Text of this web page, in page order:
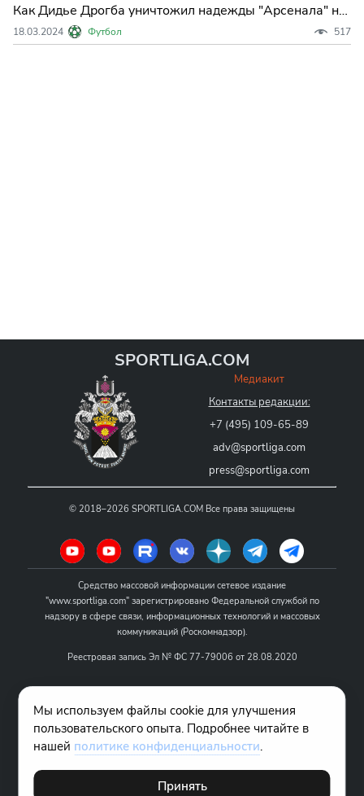
Как Дидье Дрогба уничтожил надежды "Арсенала" на
победу в Кубке лиги в Уэльсе В 2007 году "Арсенал"
стремился к своей первой победе в Кубке лиги с тех
18.03.2024 Футбол 517
SPORTLIGA.COM
Медиакит
Контакты редакции:
+7 (495) 109-65-89
adv@sportliga.com
press@sportliga.com
© 2018–2026 SPORTLIGA.COM Все права защищены
Средство массовой информации сетевое издание
"www.sportliga.com" зарегистрировано Федеральной службой по
надзору в сфере связи, информационных технологий и массовых
коммуникаций (Роскомнадзор).
Реестровая запись Эл № ФС 77-79006 от 28.08.2020
Название - www.sportliga.com
Учредитель СМИ сетевого издания "www.sportliga.com": ИП Чамин
О.Н.
Главный редактор СМИ сетевого издания "www.sportliga.com":
Хаимов Д.И.
Мы используем файлы cookie для улучшения
пользовательского опыта. Подробнее читайте в
нашей политике конфиденциальности.
Принять